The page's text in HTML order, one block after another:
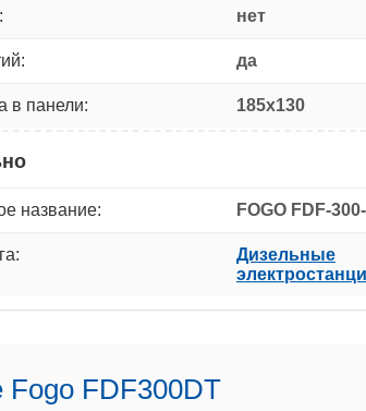
нет
да
в панели: 185x130
название: FOGO FDF-
Дизельные
FDF300DT